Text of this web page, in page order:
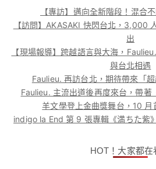
【專訪】邁向全新階段！混合
【訪問】AKASAKI 快閃台北，3,000
出
【現場報導】跨越語言與大海，
與台北相遇
Faulieu. 再訪台北，期待帶來「
Faulieu. 主流出道後再度來台，帶著
羊文學登上金曲獎舞台，10 月
indigo la End 第 9 張專輯《満ちた紫
HOT！大家都在